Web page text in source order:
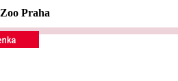
Zoo Praha